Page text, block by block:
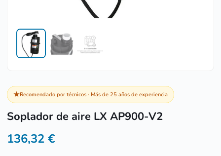
★Recomendado por técnicos · Más de 25 años de experiencia
Soplador de aire LX AP900-V2
136,32 €